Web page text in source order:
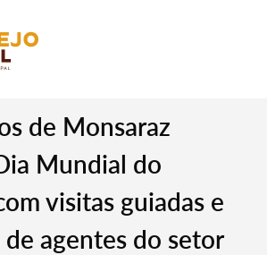
de Monsaraz
Mundial do
visitas guiadas e
agentes do setor